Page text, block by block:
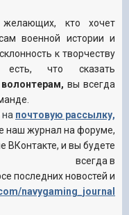
кто хочет
военной истории и
к творчеству
что сказать
вы всегда
почтовую рассылку,
наш журнал на форуме,
ВКонтакте, и вы будете
всегда в
последних новостей и
navygaming_journal